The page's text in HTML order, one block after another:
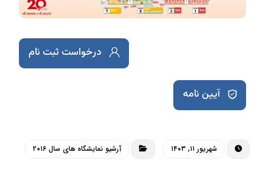
درخواست ثبت نام
آیین نامه
شهریور ۱۱, ۱۴۰۳ آرشیو نمایشگاه های سال ۲۰۱۶